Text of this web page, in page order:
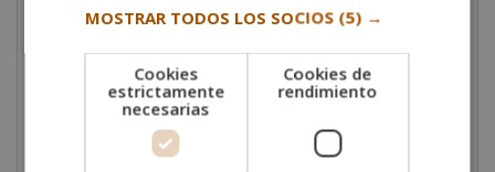
sectores como la ingeniería, la arquitectura, la
cartografía digital es clave en geografía, medio
ambiente y ordenación territorial.
Metodología flexible
. El programa es 100% online,
con acceso a webinars audiovisuales, tutorías
MOSTRAR TODOS LOS SOCIOS (5) →
Cookies
estrictamente
necesarias
Cookies de
rendimiento